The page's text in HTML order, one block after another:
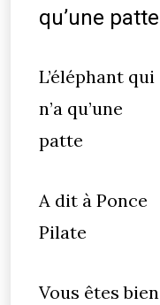
qu’une patte
L’éléphant qui
n’a qu’une
patte
A dit à Ponce
Pilate
Vous êtes bien